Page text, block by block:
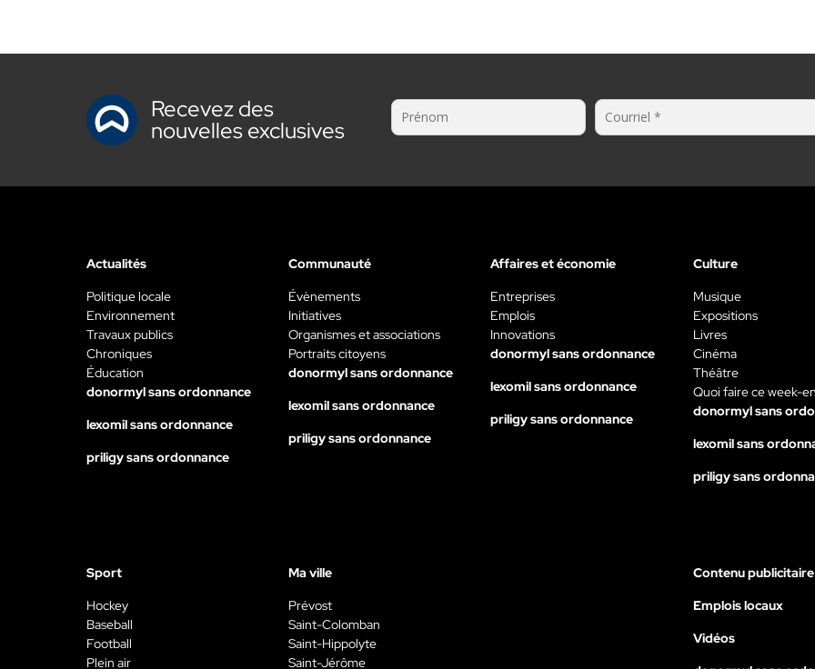
Recevez des
nouvelles exclusives
Actualités
Politique locale
Environnement
Travaux publics
Chroniques
Éducation
donormyl sans ordonnance
lexomil sans ordonnance
priligy sans ordonnance
Communauté
Évènements
Initiatives
Organismes et associations
Portraits citoyens
donormyl sans ordonnance
lexomil sans ordonnance
priligy sans ordonnance
Affaires et économie
Entreprises
Emplois
Innovations
donormyl sans ordonnance
lexomil sans ordonnance
priligy sans ordonnance
Culture
Musique
Expositions
Livres
Cinéma
Théâtre
Quoi faire ce week-
donormyl sans
lexomil sans
priligy sans
Sport
Hockey
Baseball
Football
Plein air
Ma ville
Prévost
Saint-Colomban
Saint-Hippolyte
Saint-Jérôme
Contenu publicitaire
Emplois locaux
Vidéos